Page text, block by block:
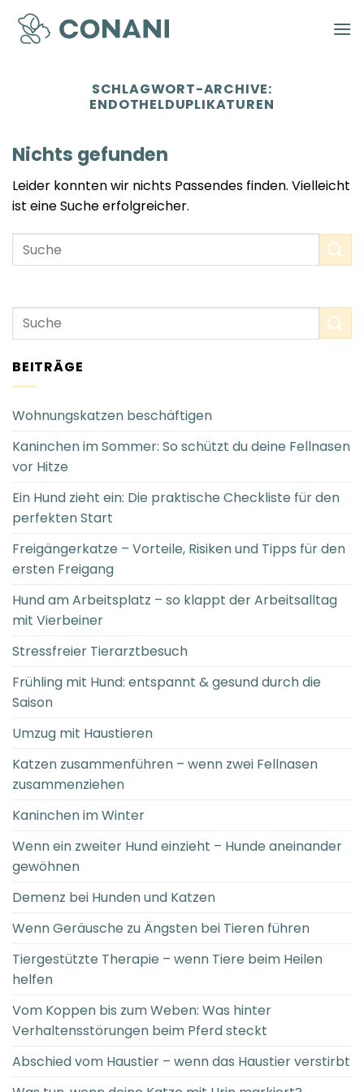
Zum
Inhalt
springen
SCHLAGWORT-ARCHIVE:
ENDOTHELDUPLIKATUREN
Nichts gefunden
Leider konnten wir nichts Passendes finden. Vielleicht
ist eine Suche erfolgreicher.
BEITRÄGE
Wohnungskatzen beschäftigen
Kaninchen im Sommer: So schützt du deine Fellnasen
vor Hitze
Ein Hund zieht ein: Die praktische Checkliste für den
perfekten Start
Freigängerkatze – Vorteile, Risiken und Tipps für den
ersten Freigang
Hund am Arbeitsplatz – so klappt der Arbeitsalltag
mit Vierbeiner
Stressfreier Tierarztbesuch
Frühling mit Hund: entspannt & gesund durch die
Saison
Umzug mit Haustieren
Katzen zusammenführen – wenn zwei Fellnasen
zusammenziehen
Kaninchen im Winter
Wenn ein zweiter Hund einzieht – Hunde aneinander
gewöhnen
Demenz bei Hunden und Katzen
Wenn Geräusche zu Ängsten bei Tieren führen
Tiergestützte Therapie – wenn Tiere beim Heilen
helfen
Vom Koppen bis zum Weben: Was hinter
Verhaltensstörungen beim Pferd steckt
Abschied vom Haustier – wenn das Haustier verstirbt